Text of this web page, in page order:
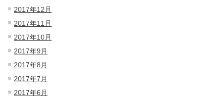
2017年12月
2017年11月
2017年10月
2017年9月
2017年8月
2017年7月
2017年6月